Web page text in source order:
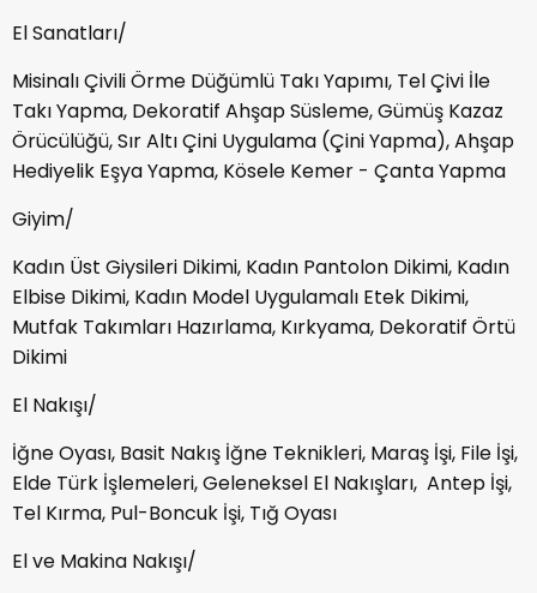
El Sanatları/
Misinalı Çivili Örme Düğümlü Takı Yapımı, Tel Çivi İle
Takı Yapma, Dekoratif Ahşap Süsleme, Gümüş Kazaz
Örücülüğü, Sır Altı Çini Uygulama (Çini Yapma), Ahşap
Hediyelik Eşya Yapma, Kösele Kemer - Çanta Yapma
Giyim/
Kadın Üst Giysileri Dikimi, Kadın Pantolon Dikimi, Kadın
Elbise Dikimi, Kadın Model Uygulamalı Etek Dikimi,
Mutfak Takımları Hazırlama, Kırkyama, Dekoratif Örtü
Dikimi
El Nakışı/
İğne Oyası, Basit Nakış İğne Teknikleri, Maraş İşi, File İşi,
Elde Türk İşlemeleri, Geleneksel El Nakışları, Antep İşi,
Tel Kırma, Pul-Boncuk İşi, Tığ Oyası
El ve Makina Nakışı/